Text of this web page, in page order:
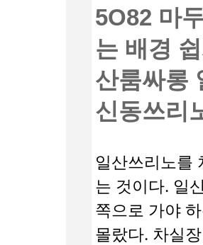
5O82 마
는 배경
산룸싸롱
신동쓰리
일산쓰리노를
는 것이다. 일
쪽으로 가야
몰랐다. 차실